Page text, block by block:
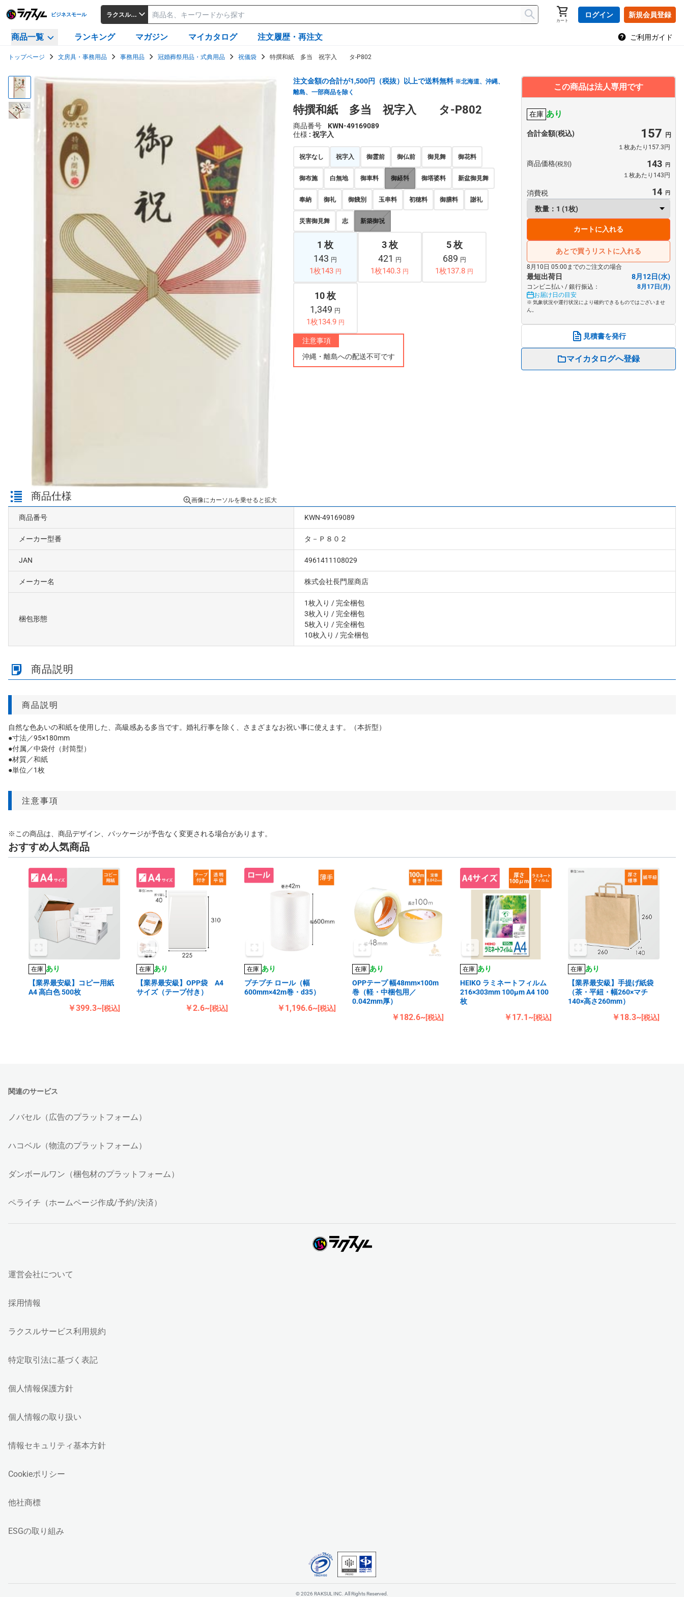
ビジネスモール ラクスルビジネスモール
カート
ログイン 新規会員登録
商品一覧 ランキング マガジン マイカタログ 注文履歴・再注文 ご利用ガイド
トップページ 文房具・事務用品 事務用品 冠婚葬祭用品・式典用品 祝儀袋 特撰和紙 多当 祝字入 タ-P802
画像にカーソルを乗せると拡大
注文金額の合計が1,500円（税抜）以上で送料無料 ※北海道、沖縄、
離島、一部商品を除く
特撰和紙 多当 祝字入 タ-P802
商品番号
KWN-49169089
仕様 : 祝字入
祝字なし 祝字入 御霊前 御仏前 御見舞 御花料
御布施 白無地 御車料 御経料 御塔婆料 新盆御見舞
奉納 御礼 御餞別 玉串料 初穂料 御膳料 謝礼
災害御見舞 志 新築御祝
1 枚
143 円
1枚143 円
3 枚
421
円
1枚140.3 円
5 枚
689 円
1枚137.8 円
10 枚
1,349 円
1枚134.9 円
注意事項
沖縄・離島への配送不可です
この商品は法人専用です
在庫 あり
合計金額(税込) 157
１枚あたり157.3円
商品価格(税別) 143
１枚あたり143円
消費税 14
カートに入れる
あとで買うリストに入れる
8月10日 05:00までのご注文の場合
最短出荷日 8月12日(水)
コンビニ払い / 銀行振込：
8月17日(月)
お届け日の目安
※ 気象状況や運行状況により確約できるものではございませ
ん。
見積書を発行
マイカタログへ登録
商品仕様
商品番号 KWN-49169089
メーカー型番 タ－Ｐ８０２
JAN 4961411108029
メーカー名 株式会社長門屋商店
梱包形態
1枚入り / 完全梱包
3枚入り / 完全梱包
5枚入り / 完全梱包
10枚入り / 完全梱包
商品説明
商品説明
自然な色あいの和紙を使用した、高級感ある多当です。婚礼行事を除く、さまざまなお祝い事に使えます。（本折型）
●寸法／95×180mm
●付属／中袋付（封筒型）
●材質／和紙
●単位／1枚
注意事項
※この商品は、商品デザイン、パッケージが予告なく変更される場合があります。
おすすめ人気商品
在庫 あり
【業界最安級】コピー用紙
A4 高白色 500枚
￥399.3~[税込]
在庫 あり
【業界最安級】OPP袋 A4
サイズ（テープ付き）
￥2.6~[税込]
在庫 あり
プチプチ ロール（幅
600mm×42m巻・d35）
￥1,196.6~[税込]
在庫 あり
OPPテープ 幅48mm×100m
巻（軽・中梱包用／
0.042mm厚）
￥182.6~[税込]
在庫 あり
HEIKO ラミネートフィルム
216×303mm 100μm A4 100
枚
￥17.1~[税込]
在庫 あり
【業界最安級】手提げ紙袋
（茶・平紐・幅260×マチ
140×高さ260mm）
￥18.3~[税込]
関連のサービス
ノバセル（広告のプラットフォーム）
ハコベル（物流のプラットフォーム）
ダンボールワン（梱包材のプラットフォーム）
ペライチ（ホームページ作成/予約/決済）
運営会社について
採用情報
ラクスルサービス利用規約
特定取引法に基づく表記
個人情報保護方針
個人情報の取り扱い
情報セキュリティ基本方針
Cookieポリシー
他社商標
ESGの取り組み
© 2026 RAKSUL INC. All Rights Reserved.